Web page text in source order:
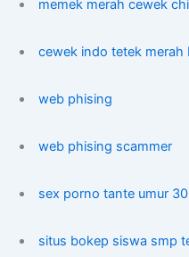
memek merah cewek
cewek indo tetek merah
web phising
web phising scammer
sex porno tante umur
situs bokep siswa smp